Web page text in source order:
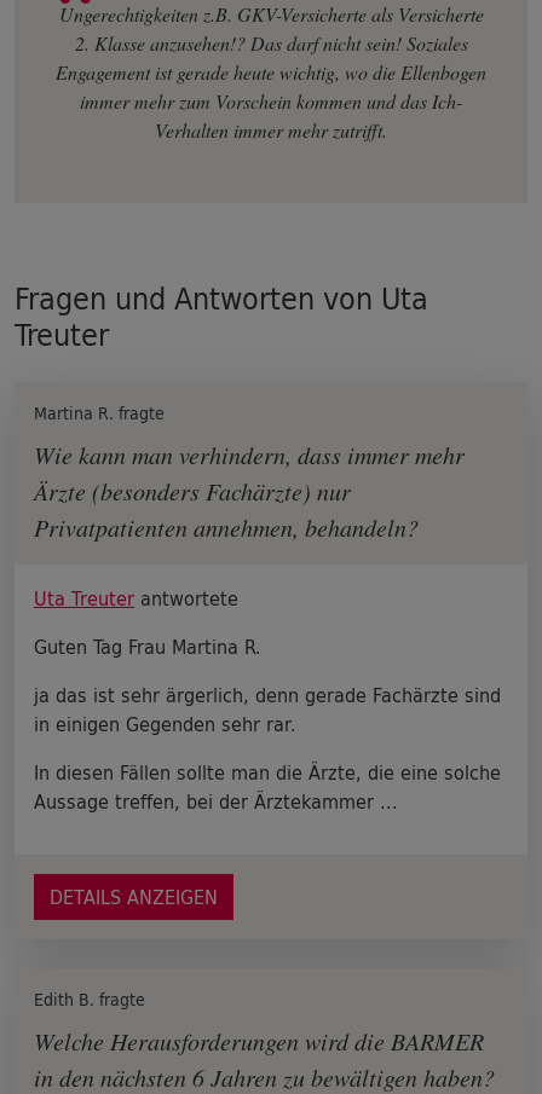
Ungerechtigkeiten z.B. GKV-Versicherte als Versicherte
2. Klasse anzusehen!? Das darf nicht sein! Soziales
Engagement ist gerade heute wichtig, wo die Ellenbogen
immer mehr zum Vorschein kommen und das Ich-
Verhalten immer mehr zutrifft.
Fragen und Antworten von Uta
Treuter
Martina R. fragte
Wie kann man verhindern, dass immer mehr
Ärzte (besonders Fachärzte) nur
Privatpatienten annehmen, behandeln?
Uta Treuter antwortete
Guten Tag Frau Martina R.
ja das ist sehr ärgerlich, denn gerade Fachärzte sind
in einigen Gegenden sehr rar.
In diesen Fällen sollte man die Ärzte, die eine solche
Aussage treffen, bei der Ärztekammer ...
DETAILS ANZEIGEN
Edith B. fragte
Welche Herausforderungen wird die BARMER
in den nächsten 6 Jahren zu bewältigen haben?